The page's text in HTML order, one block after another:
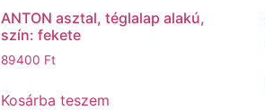
ANTON asztal, téglalap alakú,
szín: fekete
89400 Ft
Kosárba teszem